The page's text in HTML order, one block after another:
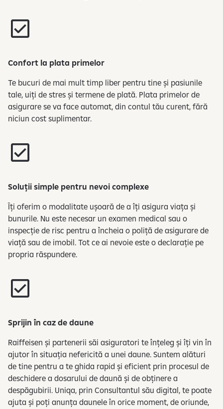
Confort la plata primelor
Te bucuri de mai mult timp liber pentru tine și pasiunile
tale, uiți de stres și termene de plată. Plata primelor de
asigurare se va face automat, din contul tău curent, fără
niciun cost suplimentar.
Soluții simple pentru nevoi complexe
Îți oferim o modalitate ușoară de a îți asigura viața și
bunurile. Nu este necesar un examen medical sau o
inspecție de risc pentru a încheia o poliță de asigurare de
viață sau de imobil. Tot ce ai nevoie este o declarație pe
propria răspundere.
Sprijin în caz de daune
Raiffeisen și partenerii săi asiguratori te înțeleg și îți vin în
ajutor în situația nefericită a unei daune. Suntem alături
de tine pentru a te ghida rapid și eficient prin procesul de
deschidere a dosarului de daună și de obținere a
despăgubirii. Uniqa, prin Consultantul său digital, te poate
ajuta și poți anunța daunele în orice moment, de oriunde,